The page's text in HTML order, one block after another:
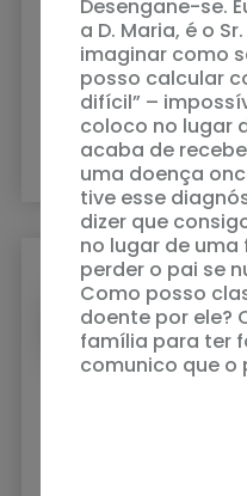
Praticar a compaixão
Desengane-se quem
pelos doentes é ter
quem considera que
famílias é ter a
no seu lugar.
é a D. Maria, é o Sr.
como se esteja a
esteja a ser difícil” –
coloco no lugar de
receber o
oncológica se eu
Desengane-se.
a D. Maria, é o
imaginar como
posso calcular
difícil” –
coloco no lugar
acaba de
uma doença
tive esse
dizer que
no lugar de uma
perder o pai se
Como posso
doente por ele?
família para ter
comunico que o